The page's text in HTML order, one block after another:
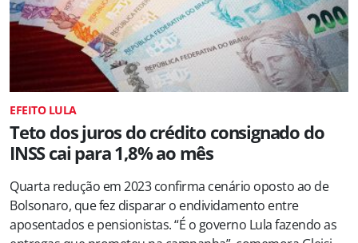
EFEITO LULA
Teto dos juros do crédito consignado do
INSS cai para 1,8% ao mês
Quarta redução em 2023 confirma cenário oposto ao de
Bolsonaro, que fez disparar o endividamento entre
aposentados e pensionistas. “É o governo Lula fazendo as